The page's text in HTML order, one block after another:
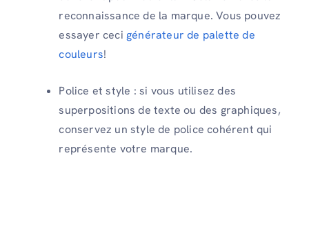
reconnaissance de la marque. Vous pouvez
essayer ceci générateur de palette de
couleurs!
Police et style : si vous utilisez des
superpositions de texte ou des graphiques,
conservez un style de police cohérent qui
représente votre marque.